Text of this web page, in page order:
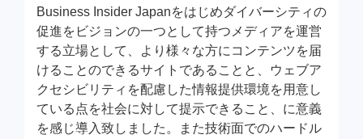
Business Insider Japanをはじめダイバーシティの
促進をビジョンの一つとして持つメディアを運営
する立場として、より様々な方にコンテンツを届
けることのできるサイトであることと、ウェブア
クセシビリティを配慮した情報提供環境を用意し
ている点を社会に対して提示できること、に意義
を感じ導入致しました。また技術面でのハードル